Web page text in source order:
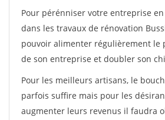
Pour pérénniser votre entreprise
dans les travaux de rénovation
pouvoir alimenter régulièrement le
de son entreprise et doubler son
Pour les meilleurs artisans, le
parfois suffire mais pour les
augmenter leurs revenus il faudra